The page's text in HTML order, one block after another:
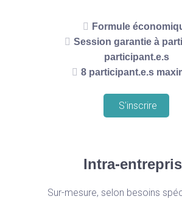
Formule
Session garantie à
participant.e.s
8 participant.e.s
S'inscrire
Intra-
Sur-mesure, selon besoins